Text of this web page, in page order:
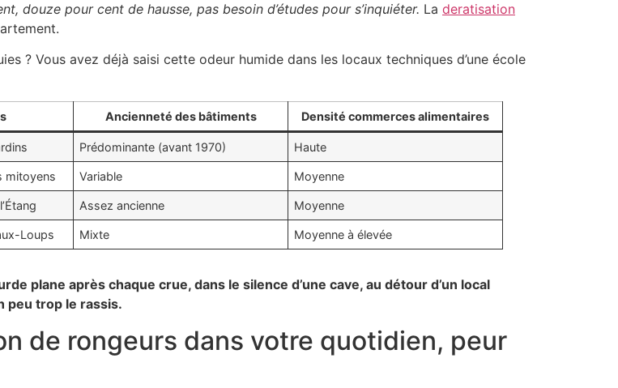
douze pour cent de hausse, pas besoin d’études pour s’inquiéter. La deratisation
? Vous avez déjà saisi cette odeur humide dans les locaux techniques d’une école
Ancienneté des bâtiments Densité commerces alimentaires
Prédominante (avant 1970) Haute
mitoyens Variable Moyenne
Assez ancienne Moyenne
Loups Mixte Moyenne à élevée
plane après chaque crue, dans le silence d’une cave, au détour d’un local
peu trop le rassis.
de rongeurs dans votre quotidien, peur